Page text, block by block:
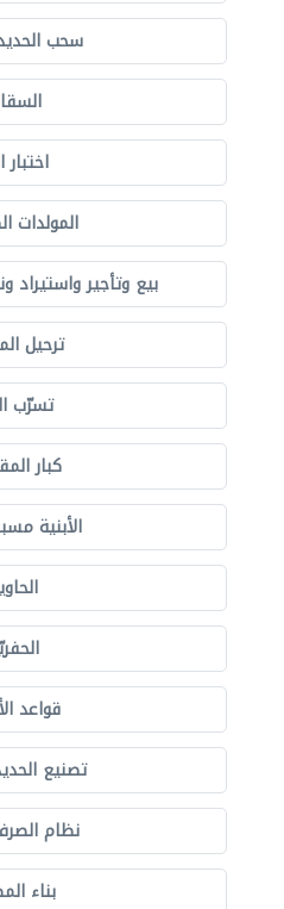
سحب
اختبار
المولدات
بيع وتأجير واستيراد
ترحيل
تسرّب
كبار
الأبنية
قواعد
تصنيع
نظام
بناء